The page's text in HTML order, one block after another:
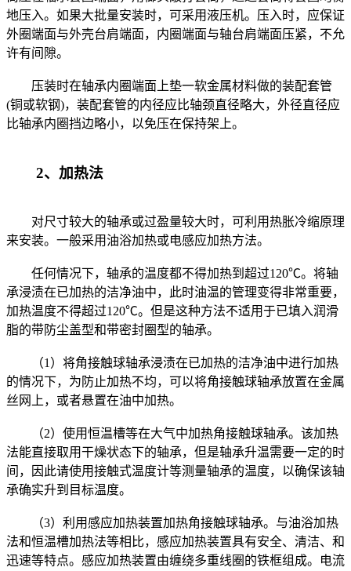
地压入。如果大批量安装时，可采用液压机。压入时，应保证
外圈端面与外壳台肩端面，内圈端面与轴台肩端面压紧，不允
许有间隙。
压装时在轴承内圈端面上垫一软金属材料做的装配套管
(铜或软钢)，装配套管的内径应比轴颈直径略大，外径直径应
比轴承内圈挡边略小，以免压在保持架上。
2、加热法
对尺寸较大的轴承或过盈量较大时，可利用热胀冷缩原理
来安装。一般采用油浴加热或电感应加热方法。
任何情况下，轴承的温度都不得加热到超过120℃。将轴
承浸渍在已加热的洁净油中，此时油温的管理变得非常重要，
加热温度不得超过120℃。但是这种方法不适用于已填入润滑
脂的带防尘盖型和带密封圈型的轴承。
（1）将角接触球轴承浸渍在已加热的洁净油中进行加热
的情况下，为防止加热不均，可以将角接触球轴承放置在金属
丝网上，或者悬置在油中加热。
（2）使用恒温槽等在大气中加热角接触球轴承。该加热
法能直接取用干燥状态下的轴承，但是轴承升温需要一定的时
间，因此请使用接触式温度计等测量轴承的温度，以确保该轴
承确实升到目标温度。
（3）利用感应加热装置加热角接触球轴承。与油浴加热
法和恒温槽加热法等相比，感应加热装置具有安全、清洁、和
迅速等特点。感应加热装置由缠绕多重线圈的铁框组成。电流